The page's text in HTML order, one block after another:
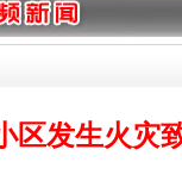
区发生火灾